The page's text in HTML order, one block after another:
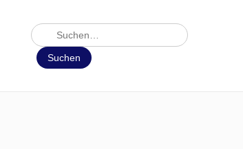
Suche
Suchen